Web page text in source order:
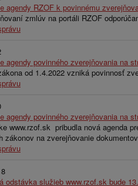
agendy RZOF k povinnému
zmlúv na portáli RZOF
agendy povinného zverejňovania na
od 1.4.2022 vzniká povinnosť
agendy povinného zverejňovania na
www.rzof.sk pribudla nová agenda
zákonov na zverejňovanie
odstávka služieb www.rzof.sk bude